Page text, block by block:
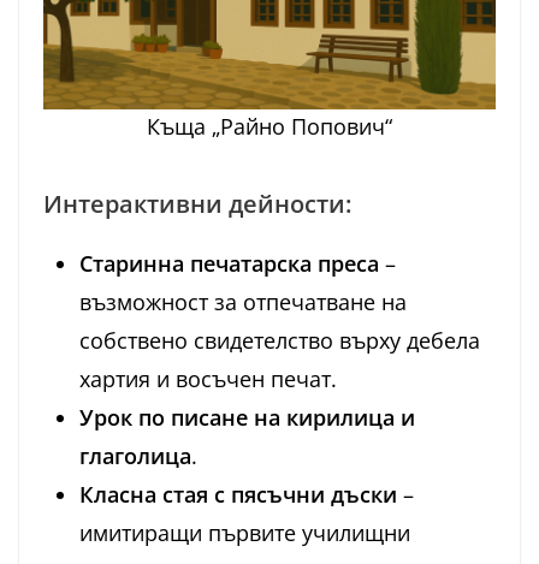
Къща „Райно Попович“
Интерактивни дейности:
Старинна печатарска преса –
възможност за отпечатване на
собствено свидетелство върху дебела
хартия и восъчен печат.
Урок по писане на кирилица и
глаголица.
Класна стая с пясъчни дъски –
имитиращи първите училищни